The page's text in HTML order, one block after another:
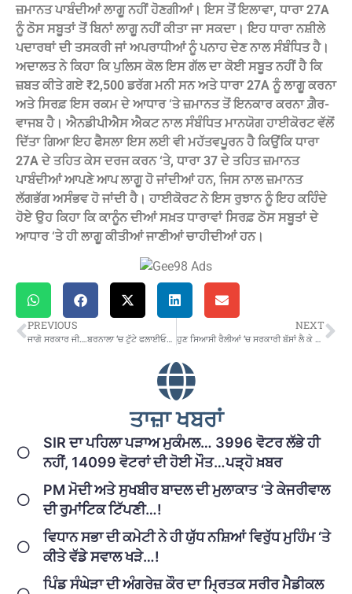
ਜ਼ਮਾਨਤ ਪਾਬੰਦੀਆਂ ਲਾਗੂ ਨਹੀਂ ਹੋਣਗੀਆਂ। ਇਸ ਤੋਂ ਇਲਾਵਾ, ਧਾਰਾ 27A
ਨੂੰ ਠੋਸ ਸਬੂਤਾਂ ਤੋਂ ਬਿਨਾਂ ਲਾਗੂ ਨਹੀਂ ਕੀਤਾ ਜਾ ਸਕਦਾ। ਇਹ ਧਾਰਾ ਨਸ਼ੀਲੇ
ਪਦਾਰਥਾਂ ਦੀ ਤਸਕਰੀ ਜਾਂ ਅਪਰਾਧੀਆਂ ਨੂੰ ਪਨਾਹ ਦੇਣ ਨਾਲ ਸੰਬੰਧਿਤ ਹੈ।
ਅਦਾਲਤ ਨੇ ਕਿਹਾ ਕਿ ਪੁਲਿਸ ਕੋਲ ਇਸ ਗੱਲ ਦਾ ਕੋਈ ਸਬੂਤ ਨਹੀਂ ਹੈ ਕਿ
ਜ਼ਬਤ ਕੀਤੇ ਗਏ ₹2,500 ਡਰੱਗ ਮਨੀ ਸਨ ਅਤੇ ਧਾਰਾ 27A ਨੂੰ ਲਾਗੂ ਕਰਨਾ
ਅਤੇ ਸਿਰਫ਼ ਇਸ ਰਕਮ ਦੇ ਆਧਾਰ ‘ਤੇ ਜ਼ਮਾਨਤ ਤੋਂ ਇਨਕਾਰ ਕਰਨਾ ਗ਼ੈਰ-
ਵਾਜਬ ਹੈ। ਐਨਡੀਪੀਐਸ ਐਕਟ ਨਾਲ ਸੰਬੰਧਿਤ ਮਾਨਯੋਗ ਹਾਈਕੋਰਟ ਵੱਲੋਂ
ਦਿੱਤਾ ਗਿਆ ਇਹ ਫੈਸਲਾ ਇਸ ਲਈ ਵੀ ਮਹੱਤਵਪੂਰਨ ਹੈ ਕਿਉਂਕਿ ਧਾਰਾ
27A ਦੇ ਤਹਿਤ ਕੇਸ ਦਰਜ ਕਰਨ ‘ਤੇ, ਧਾਰਾ 37 ਦੇ ਤਹਿਤ ਜ਼ਮਾਨਤ
ਪਾਬੰਦੀਆਂ ਆਪਣੇ ਆਪ ਲਾਗੂ ਹੋ ਜਾਂਦੀਆਂ ਹਨ, ਜਿਸ ਨਾਲ ਜ਼ਮਾਨਤ
ਲੱਗਭੱਗ ਅਸੰਭਵ ਹੋ ਜਾਂਦੀ ਹੈ। ਹਾਈਕੋਰਟ ਨੇ ਇਸ ਰੁਝਾਨ ਨੂੰ ਇਹ ਕਹਿੰਦੇ
ਹੋਏ ਉਹ ਕਿਹਾ ਕਿ ਕਾਨੂੰਨ ਦੀਆਂ ਸਖ਼ਤ ਧਾਰਾਵਾਂ ਸਿਰਫ਼ ਠੋਸ ਸਬੂਤਾਂ ਦੇ
ਆਧਾਰ ‘ਤੇ ਹੀ ਲਾਗੂ ਕੀਤੀਆਂ ਜਾਣੀਆਂ ਚਾਹੀਦੀਆਂ ਹਨ।
PREVIOUS
ਜਾਗੋ ਸਰਕਾਰ ਜੀ….ਬਰਨਾਲਾ ‘ਚ ਟੁੱਟੇ ਫਲਾਈਓਵਰ ਦੀ ਮੁਰੰਮਤ ਦਾ ਕੰਮ ਹੋ ਰਿਹੈ ਕੀੜੀ ਦੀ ਰਫ਼ਤਾਰ ਜੀ…!
NEXT
ਹੁਣ ਸਿਆਸੀ ਰੈਲੀਆਂ ‘ਚ ਸਰਕਾਰੀ ਬੱਸਾਂ ਲੈ ਕੇ ਨਹੀਂ ਜਾਵਾਂਗੇ….ਕੱਚੇ ਕਾਮਿਆਂ ਨੇ ਦਿੱਤਾ ਤੋੜ ਕੇ ਜਵਾਬ
ਤਾਜ਼ਾ ਖਬਰਾਂ
SIR ਦਾ ਪਹਿਲਾ ਪੜਾਅ ਮੁਕੰਮਲ… 3996 ਵੋਟਰ ਲੱਭੇ ਹੀ
ਨਹੀਂ, 14099 ਵੋਟਰਾਂ ਦੀ ਹੋਈ ਮੌਤ…ਪੜ੍ਹੋ ਖ਼ਬਰ
PM ਮੋਦੀ ਅਤੇ ਸੁਖਬੀਰ ਬਾਦਲ ਦੀ ਮੁਲਾਕਾਤ ‘ਤੇ ਕੇਜਰੀਵਾਲ
ਦੀ ਰੁਮਾਂਟਿਕ ਟਿੱਪਣੀ…!
ਵਿਧਾਨ ਸਭਾ ਦੀ ਕਮੇਟੀ ਨੇ ਹੀ ਯੁੱਧ ਨਸ਼ਿਆਂ ਵਿਰੁੱਧ ਮੁਹਿੰਮ ‘ਤੇ
ਕੀਤੇ ਵੱਡੇ ਸਵਾਲ ਖੜੇ…!
ਪਿੰਡ ਸੰਘੇੜਾ ਦੀ ਅੰਗਰੇਜ਼ ਕੌਰ ਦਾ ਮ੍ਰਿਤਕ ਸਰੀਰ ਮੈਡੀਕਲ